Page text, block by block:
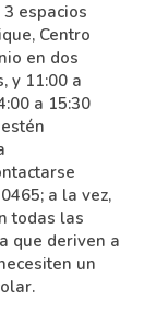
3 espacios
Centro
en dos
y 11:00 a
a 15:30
a la vez,
todas las
que deriven a
un